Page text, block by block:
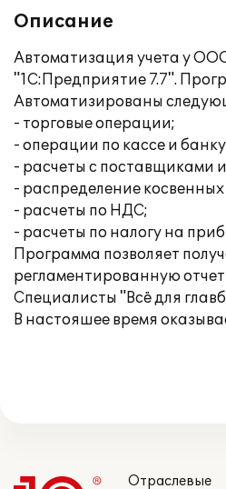
Описание
Автоматизация учета у
"1С:Предприятие 7.7".
Автоматизированы
- торговые операции;
- операции по кассе и
- расчеты с поставщиками
- распределение
- расчеты по НДС;
- расчеты по налогу на
Программа позволяет
регламентированную
Специалисты "Всё для
В настояшее время
Отраслевые